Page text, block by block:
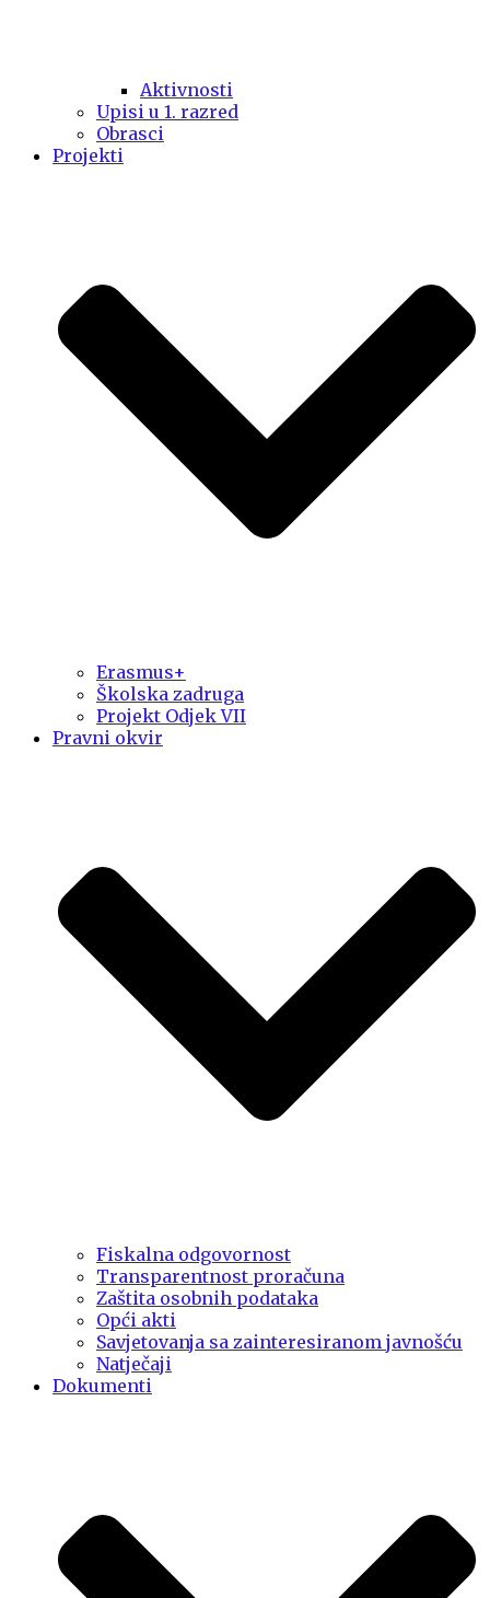
Aktivnosti
Upisi u 1. razred
Obrasci
Projekti
Erasmus+
Školska zadruga
Projekt Odjek VII
Pravni okvir
Fiskalna odgovornost
Transparentnost proračuna
Zaštita osobnih podataka
Opći akti
Savjetovanja sa zainteresiranom javnošću
Natječaji
Dokumenti